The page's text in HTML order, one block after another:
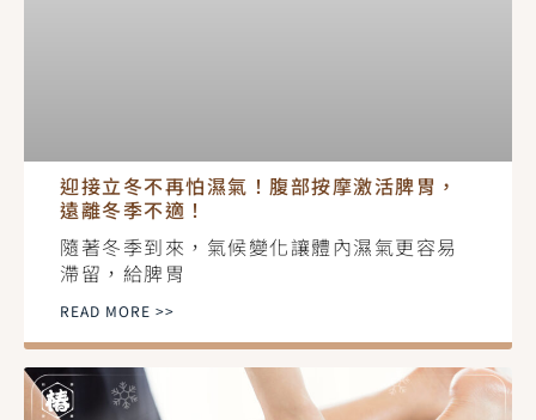
迎接立冬不再怕濕氣！腹部按摩激活脾胃，
遠離冬季不適！
隨著冬季到來，氣候變化讓體內濕氣更容易
滯留，給脾胃
READ MORE >>